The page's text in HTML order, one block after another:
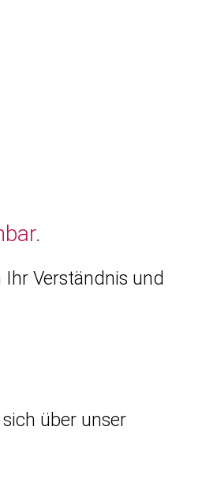
Verständnis und
über unser